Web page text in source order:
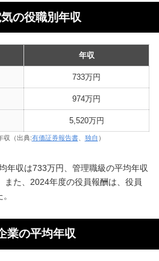
の役職別年収
年収
733万円
974万円
5,520万円
収（出典:有価証券報告書、 独自 ）
年収は733万円、管理職級の平均年収
また、2024年度の役員報酬は、役員
業の平均年収